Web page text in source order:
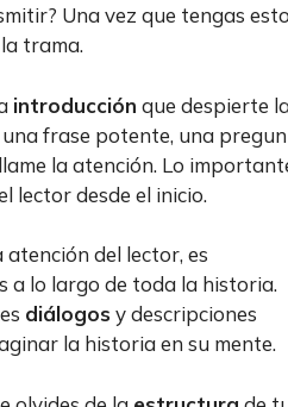
Una vez que tengas
trama.
introducción que despierte
frase potente, una
la atención. Lo
lector desde el inicio.
del lector, es
a lo largo de toda la historia.
diálogos y descripciones
la historia en su mente.